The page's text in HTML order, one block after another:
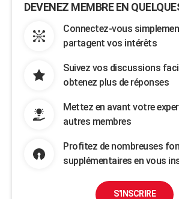
DEVENEZ MEMBRE EN
Connectez-vous
partagent vos intérêts
Suivez vos discussions
obtenez plus de réponses
Mettez en avant votre
autres membres
Profitez de nombreuses
supplémentaires en vous
S'INSCRIRE